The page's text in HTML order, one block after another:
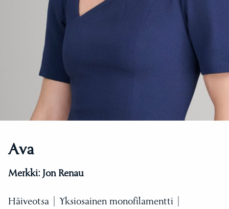
Ava
Merkki: Jon Renau
Häiveotsa | Yksiosainen monofilamentti |